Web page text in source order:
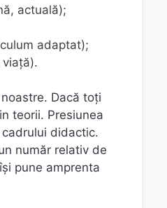
actuală);
adaptat);
Dacă toți
teorii. Presiunea
didactic.
număr relativ de
pune amprenta